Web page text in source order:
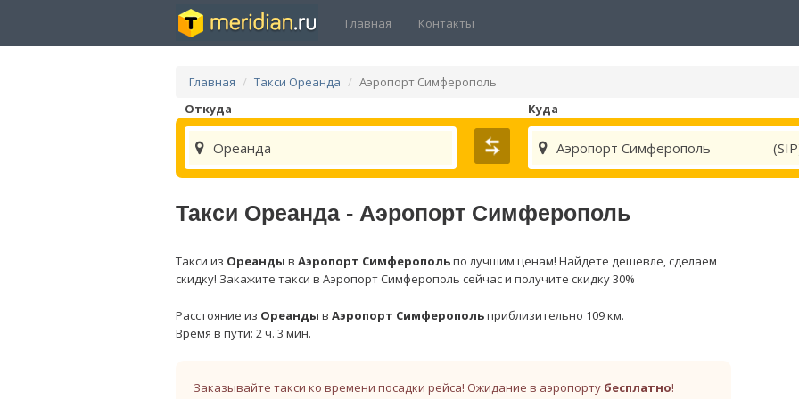
Главная Контакты
Главная Такси Ореанда
Аэропорт Симферополь
Откуда
Ореанда
Куда
Аэропорт Симферополь
Такси Ореанда - Аэропорт Симферополь
Такси из Ореанды в Аэропорт Симферопольпо лучшим ценам! Найдете дешевле, сделаем
скидку! Закажите такси в Аэропорт Симферополь сейчас и получите скидку 30%
Расстояние из Ореанды в Аэропорт Симферопольприблизительно 109 км.
Время в пути: 2 ч. 3 мин.
Заказывайте такси ко времени посадки рейса! Ожидание в аэропорту бесплатно!